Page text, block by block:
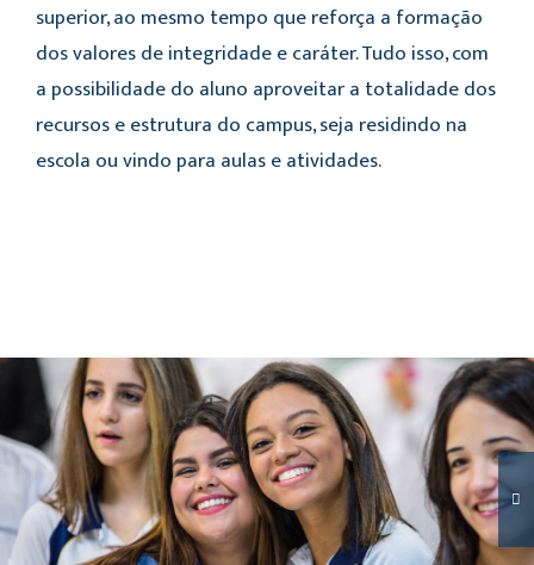
superior, ao mesmo tempo que reforça a formação
dos valores de integridade e caráter. Tudo isso, com
a possibilidade do aluno aproveitar a totalidade dos
recursos e estrutura do campus, seja residindo na
escola ou vindo para aulas e atividades.